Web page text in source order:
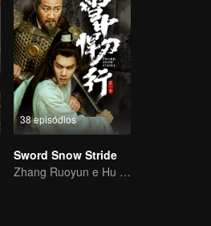
38 episódios
Sword Snow Stride
Zhang Ruoyun e Hu Jun juntos vão explorar o mundo